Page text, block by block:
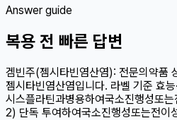
Answer guide
복용 전 빠른 답변
겜빈주(젬시타빈염산염): 전문의약품
젬시타빈염산염입니다. 라벨 기준 효능
시스플라틴과병용하여국소진행성또
2) 단독 투여하여국소진행성또는전이